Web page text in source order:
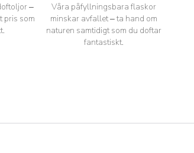
–
pris som
Våra påfyllningsbara flaskor
minskar avfallet – ta hand om
naturen samtidigt som du doftar
fantastiskt.